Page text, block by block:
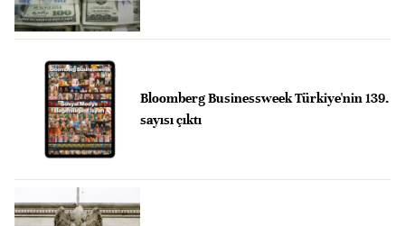
Bloomberg Businessweek Türkiye'nin 139.
sayısı çıktı